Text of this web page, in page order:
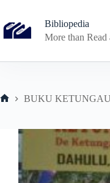
content
Bibliopedia
More than Read
BUKU